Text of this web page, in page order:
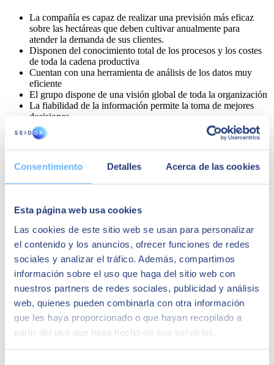
Consentimiento Detalles Acerca de las cookies
Esta página web usa cookies
Las cookies de este sitio web se usan para personalizar
el contenido y los anuncios, ofrecer funciones de redes
sociales y analizar el tráfico. Además, compartimos
información sobre el uso que haga del sitio web con
nuestros partners de redes sociales, publicidad y análisis
web, quienes pueden combinarla con otra información
que les haya proporcionado o que hayan recopilado a
partir del uso que haya hecho de sus servicios.
La compañía es capaz de realizar una previsión más eficaz
sobre las hectáreas que deben cultivar anualmente para
atender la demanda de sus clientes.
Disponen del conocimiento total de los procesos y los costes
de toda la cadena productiva
Cuentan con una herramienta de análisis de los datos muy
eficiente
El grupo dispone de una visión global de toda la organización
La fiabilidad de la información permite la toma de mejores
decisiones
Alfonso Ramírez
Director de sistemas y procesos del Grupo Virto
La suite de productos de SAP que hemos
integrado en nuestro Grupo nos da la posibilidad
de seguir mejorando y sobre todo disponer de